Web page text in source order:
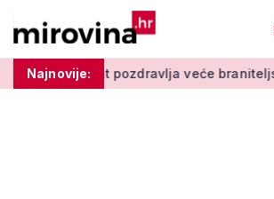
Najnovije:
sindikat pozdravlja veće braniteljske